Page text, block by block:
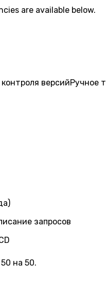
are available below.
версийРучное
запросов
на 50.